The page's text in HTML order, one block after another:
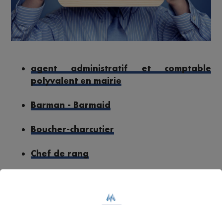
agent administratif et comptable
polyvalent en mairie
Barman - Barmaid
Boucher-charcutier
Chef de rang